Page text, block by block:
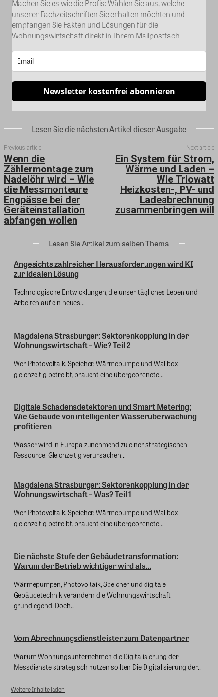
Machen Sie es wie die Profis: Wählen Sie aus, welche
unserer Fachzeitschriften Sie erhalten möchten und
empfangen Sie Fakten und Lösungen für die
Wohnungswirtschaft direkt in Ihrem Mailpostfach.
Newsletter kostenfrei abonnieren
Lesen Sie die nächsten Artikel dieser Ausgabe
Previous article
Wenn die
Zählermontage zum
Nadelöhr wird – Wie
die Messmonteure
Engpässe bei der
Geräteinstallation
abfangen wollen
Next article
Ein System für Strom,
Wärme und Laden –
Wie Triowatt
Heizkosten-, PV- und
Ladeabrechnung
zusammenbringen will
Lesen Sie Artikel zum selben Thema
Angesichts zahlreicher Herausforderungen wird KI
zur idealen Lösung
Technologische Entwicklungen, die unser tägliches Leben und
Arbeiten auf ein neues...
Magdalena Strasburger: Sektorenkopplung in der
Wohnungswirtschaft – Wie? Teil 2
Wer Photovoltaik, Speicher, Wärmepumpe und Wallbox
gleichzeitig betreibt, braucht eine übergeordnete...
Digitale Schadensdetektoren und Smart Metering:
Wie Gebäude von intelligenter Wasserüberwachung
profitieren
Wasser wird in Europa zunehmend zu einer strategischen
Ressource. Gleichzeitig verursachen...
Magdalena Strasburger: Sektorenkopplung in der
Wohnungswirtschaft – Was? Teil 1
Wer Photovoltaik, Speicher, Wärmepumpe und Wallbox
gleichzeitig betreibt, braucht eine übergeordnete...
Die nächste Stufe der Gebäudetransformation:
Warum der Betrieb wichtiger wird als...
Wärmepumpen, Photovoltaik, Speicher und digitale
Gebäudetechnik verändern die Wohnungswirtschaft
grundlegend. Doch...
Vom Abrechnungsdienstleister zum Datenpartner
Warum Wohnungsunternehmen die Digitalisierung der
Messdienste strategisch nutzen sollten Die Digitalisierung der...
Weitere Inhalte laden